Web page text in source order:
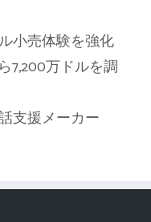
小売体験を強化
7,200万ドルを調
支援メーカー